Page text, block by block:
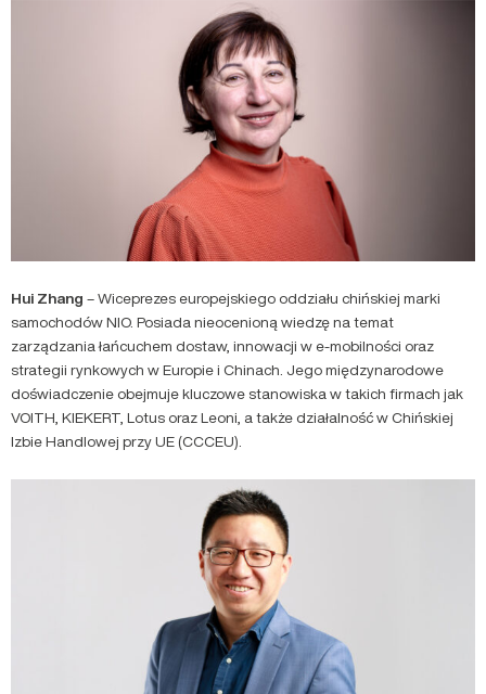
Hui Zhang – Wiceprezes europejskiego oddziału chińskiej marki
samochodów NIO. Posiada nieocenioną wiedzę na temat
zarządzania łańcuchem dostaw, innowacji w e-mobilności oraz
strategii rynkowych w Europie i Chinach. Jego międzynarodowe
doświadczenie obejmuje kluczowe stanowiska w takich firmach jak
VOITH, KIEKERT, Lotus oraz Leoni, a także działalność w Chińskiej
Izbie Handlowej przy UE (CCCEU).